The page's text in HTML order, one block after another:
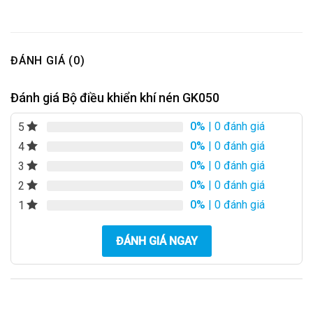
ĐÁNH GIÁ (0)
Đánh giá Bộ điều khiển khí nén GK050
5 0% | 0 đánh giá
4
0% | 0 đánh giá
3
0% | 0 đánh giá
2
0% | 0 đánh giá
1
0% | 0 đánh giá
ĐÁNH GIÁ NGAY